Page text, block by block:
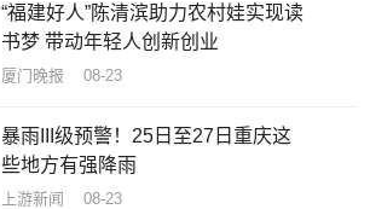
“福建好人”陈清滨助力农村娃实现读
书梦 带动年轻人创新创业
厦门晚报 08-23
暴雨III级预警！25日至27日重庆这
些地方有强降雨
上游新闻 08-23